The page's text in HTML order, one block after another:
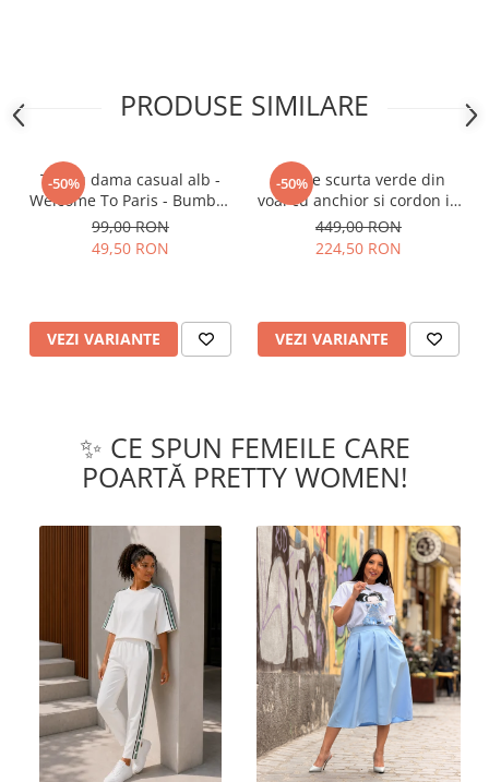
PRODUSE SIMILARE
-50%
Tricou dama casual alb -
Welcome To Paris - Bumbac
Organic
99,00 RON
49,50 RON
VEZI VARIANTE
-50%
Rochie scurta verde din
voal cu anchior si cordon in
talie
449,00 RON
224,50 RON
VEZI VARIANTE
✨ CE SPUN FEMEILE CARE
POARTĂ PRETTY WOMEN!